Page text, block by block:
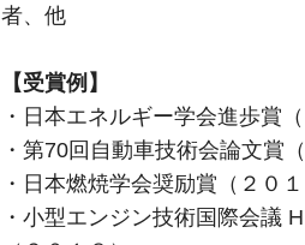
者、他
【受賞例】
・日本エネルギー学会進歩賞
・第70回自動車技術会論文賞
・日本燃焼学会奨励賞（２０
・小型エンジン技術国際会議